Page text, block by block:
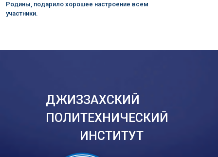
Родины, подарило хорошее настроение всем
участники.
ДЖИЗЗАХСКИЙ
ПОЛИТЕХНИЧЕСКИЙ
ИНСТИТУТ